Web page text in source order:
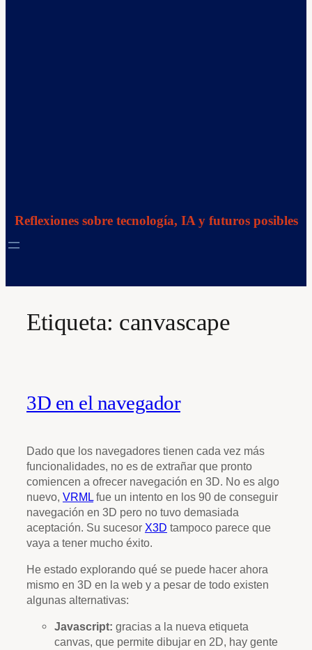
Reflexiones sobre tecnología, IA y futuros posibles
Etiqueta: canvascape
3D en el navegador
Dado que los navegadores tienen cada vez más
funcionalidades, no es de extrañar que pronto
comiencen a ofrecer navegación en 3D. No es algo
nuevo, VRML fue un intento en los 90 de conseguir
navegación en 3D pero no tuvo demasiada
aceptación. Su sucesor X3D tampoco parece que
vaya a tener mucho éxito.
He estado explorando qué se puede hacer ahora
mismo en 3D en la web y a pesar de todo existen
algunas alternativas:
Javascript: gracias a la nueva etiqueta
canvas, que permite dibujar en 2D, hay gente